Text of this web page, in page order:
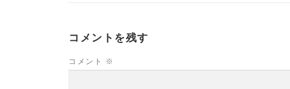
コメントを残す
コメント ※